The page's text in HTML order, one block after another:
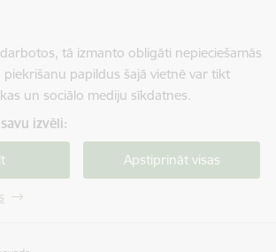
tā izmanto obligāti nepieciešamās
piekrišanu papildus šajā vietnē var tikt
un sociālo mediju sīkdatnes.
izvēli:
Apstiprināt visas